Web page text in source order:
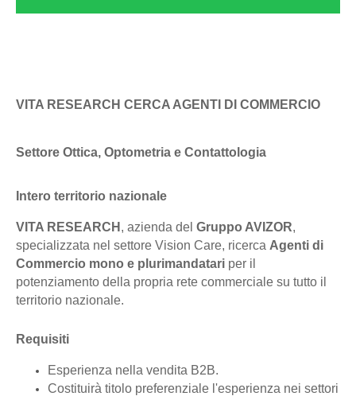
VITA RESEARCH CERCA AGENTI DI COMMERCIO
Settore Ottica, Optometria e Contattologia
Intero territorio nazionale
VITA RESEARCH , azienda del Gruppo AVIZOR,
specializzata nel settore Vision Care, ricerca Agenti di
Commercio mono e plurimandatari per il
potenziamento della propria rete commerciale su tutto il
territorio nazionale.
Requisiti
Esperienza nella vendita B2B.
Costituirà titolo preferenziale l'esperienza nei settori